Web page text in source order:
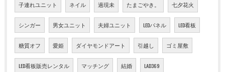
子連れユニット ネイル 過現未 たまごやき。 七夕花火
シンガー 男女ユニット 夫婦ユニット LEDパネル LED看板
糖質オフ 愛姫 ダイヤモンドアート 引越し ゴミ屋敷
LED看板販売レンタル マッチング 結婚 LAD369